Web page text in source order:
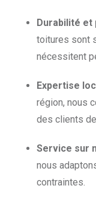
Durabilité
toitures sont
nécessitent
Expertise
région, nous
des clients
Service sur
nous
contraintes.